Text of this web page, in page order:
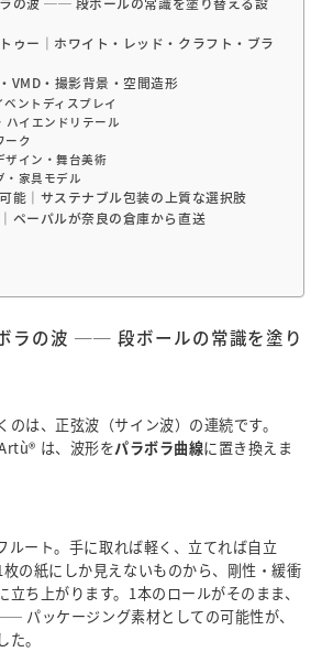
ゥー｜ホワイト・レッド・クラフト・ブラ
VMD・撮影背景・空間造形
ントディスプレイ
ハイエンドリテール
ーク
ザイン・舞台美術
・家具モデル
能｜サステナブル包装の上質な選択肢
ペーパルが奈良の倉庫から直送
ラの波 ── 段ボールの常識を塗り
は、正弦波（サイン波）の連続です。
は、波形をパラボラ曲線に置き換えま
ート。手に取れば軽く、立てれば自立
の紙にしか見えないものから、剛性・緩衝
ち上がります。1本のロールがそのまま、
パッケージング素材としての可能性が、
。